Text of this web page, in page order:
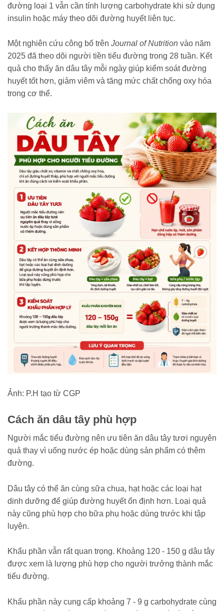
đường loại 1 vẫn cần tính lượng carbohydrate khi sử dụng
insulin hoặc máy theo dõi đường huyết liên tục.
Một nghiên cứu công bố trên Journal of Nutrition vào năm
2025 đã theo dõi người tiền tiểu đường trong 28 tuần. Kết
quả cho thấy ăn dâu tây mỗi ngày giúp kiểm soát đường
huyết tốt hơn, giảm viêm và tăng mức chất chống oxy hóa
trong cơ thể.
Ảnh: P.H tạo từ CGP
Cách ăn dâu tây phù hợp
Người mắc tiểu đường nên ưu tiên ăn dâu tây tươi nguyên
quả thay vì uống nước ép hoặc dùng sản phẩm có thêm
đường.
Dâu tây có thể ăn cùng sữa chua, hạt hoặc các loại hạt
dinh dưỡng để giúp đường huyết ổn định hơn. Loại quả
này cũng phù hợp cho bữa phụ hoặc dùng trước khi tập
luyện.
Khẩu phần vẫn rất quan trọng. Khoảng 120 - 150 g dâu tây
được xem là lượng phù hợp cho người trưởng thành mắc
tiểu đường.
Khẩu phần này cung cấp khoảng 7 - 9 g carbohydrate cùng